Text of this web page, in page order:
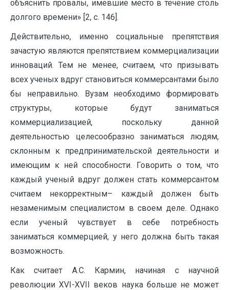
объяснить провалы, имевшие место в течение столь
долгого времени» [2, с. 146].
Действительно, именно социальные препятствия
зачастую являются препятствием коммерциализации
инноваций. Тем не менее, считаем, что призывать
всех ученых вдруг становиться коммерсантами было
бы неправильно. Вузам необходимо формировать
структуры, которые будут заниматься
коммерциализацией, поскольку данной
деятельностью целесообразно заниматься людям,
склонным к предпринимательской деятельности и
имеющим к ней способности. Говорить о том, что
каждый ученый вдруг должен стать коммерсантом
считаем некорректным– каждый должен быть
незаменимым специалистом в своем деле. Однако
если ученый чувствует в себе потребность
заниматься коммерцией, у него должна быть такая
возможность.
Как считает А.С. Кармин, начиная с научной
революции XVI-XVII веков наука больше не может